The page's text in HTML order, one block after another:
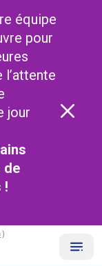
équipe
pour
jour
de
!
)